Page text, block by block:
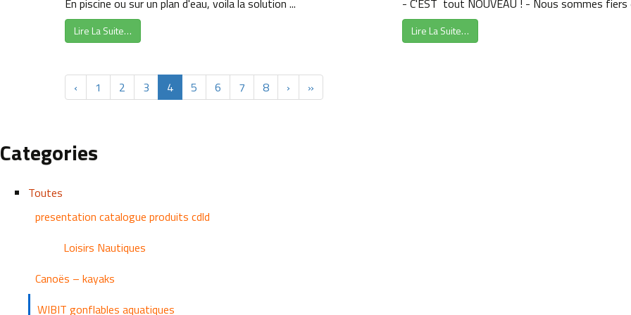
En piscine ou sur un plan d'eau, voila la solution ...
Lire La Suite…
- C'EST tout NOUVEAU ! - Nous sommes fiers
Lire La Suite…
‹ 1 2 3 4 5 6 7 8 › »
Categories
Toutes
presentation catalogue produits cdld
Loisirs Nautiques
Canoës – kayaks
WIBIT gonflables aquatiques